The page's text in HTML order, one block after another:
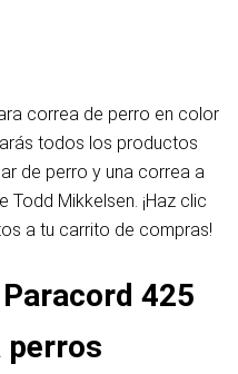
correa de perro en color
todos los productos
de perro y una correa a
Todd Mikkelsen. ¡Haz clic
a tu carrito de compras!
425
perros